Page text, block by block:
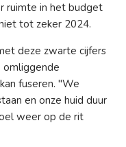
ruimte in het budget
tot zeker 2024.
deze zwarte cijfers
omliggende
fuseren. "We
en onze huid duur
weer op de rit